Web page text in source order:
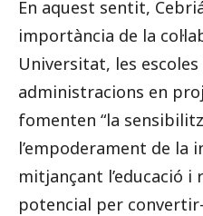
En aquest sentit,
importància de la
Universitat, les
administracions en
fomenten “la
l’empoderament de la
mitjançant l’educació i
potencial per